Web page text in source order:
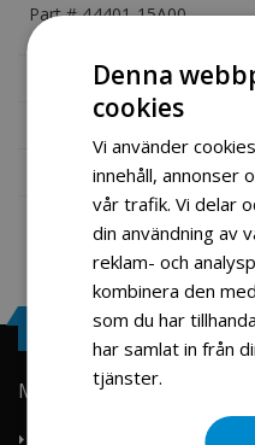
Part # 44401-15A00
Mer information
Recensioner
Fil vedlegg
Engrosservice.se
Min konto
Denna
cookies
Vi använder
innehåll, annonser
vår trafik. Vi delar
din användning av
reklam- och
kombinera den
som du har
har samlat in från
tjänster.